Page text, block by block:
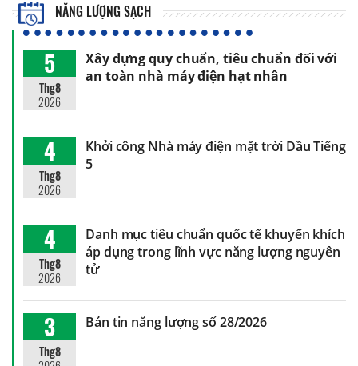
NĂNG LƯỢNG SẠCH
5
Thg8
2026
Xây dựng quy chuẩn, tiêu chuẩn đối với
an toàn nhà máy điện hạt nhân
4
Thg8
2026
Khởi công Nhà máy điện mặt trời Dầu Tiếng
5
4
Thg8
2026
Danh mục tiêu chuẩn quốc tế khuyến khích
áp dụng trong lĩnh vực năng lượng nguyên
tử
3
Thg8
Bản tin năng lượng số 28/2026